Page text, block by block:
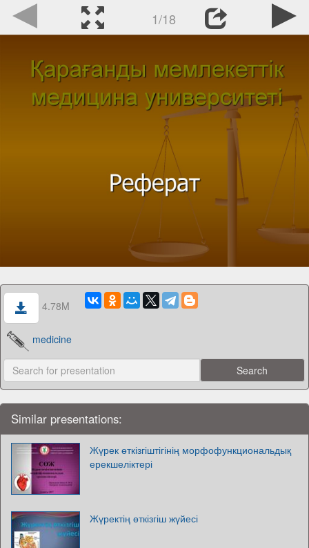
1/18
4.78M
medicine
Similar presentations:
Жүрек өткізгіштігінің морфофункциональдық
ерекшеліктері
Жүректің өткізгіш жүйесі